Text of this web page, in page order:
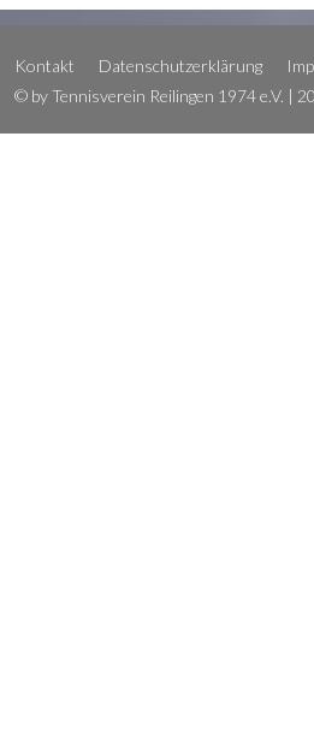
Kontakt Datenschutzerklärung
© by Tennisverein Reilingen 1974 e.V. |